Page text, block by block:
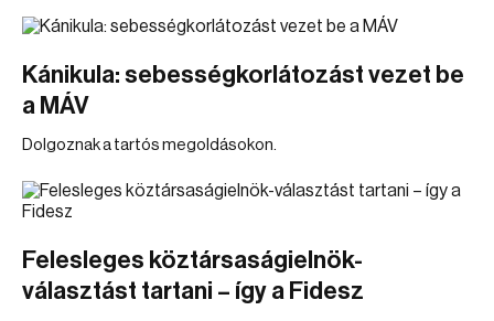
Kánikula: sebességkorlátozást vezet be
a MÁV
Dolgoznak a tartós megoldásokon.
Felesleges köztársaságielnök-
választást tartani – így a Fidesz